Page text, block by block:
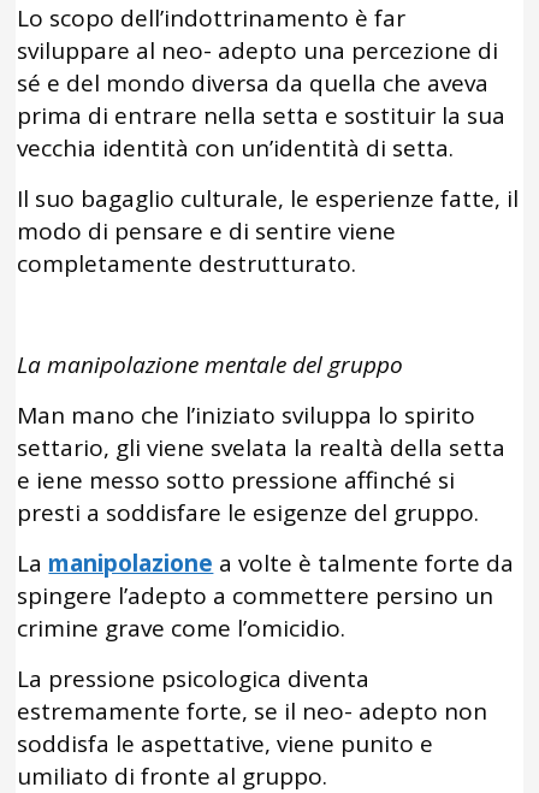
Lo scopo dell’indottrinamento è far
sviluppare al neo- adepto una percezione di
sé e del mondo diversa da quella che aveva
prima di entrare nella setta e sostituir la sua
vecchia identità con un’identità di setta.
Il suo bagaglio culturale, le esperienze fatte, il
modo di pensare e di sentire viene
completamente destrutturato.
La manipolazione mentale del gruppo
Man mano che l’iniziato sviluppa lo spirito
settario, gli viene svelata la realtà della setta
e iene messo sotto pressione affinché si
presti a soddisfare le esigenze del gruppo.
La manipolazione a volte è talmente forte da
spingere l’adepto a commettere persino un
crimine grave come l’omicidio.
La pressione psicologica diventa
estremamente forte, se il neo- adepto non
soddisfa le aspettative, viene punito e
umiliato di fronte al gruppo.